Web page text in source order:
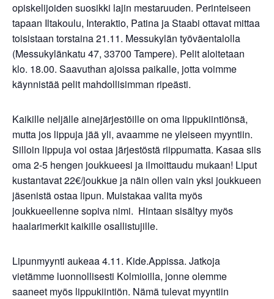
opiskelijoiden suosikki lajin mestaruuden. Perinteiseen
tapaan Iltakoulu, Interaktio, Patina ja Staabi ottavat mittaa
toisistaan torstaina 21.11. Messukylän työväentalolla
(Messukylänkatu 47, 33700 Tampere). Pelit aloitetaan
klo. 18.00. Saavuthan ajoissa paikalle, jotta voimme
käynnistää pelit mahdollisimman ripeästi.
Kaikille neljälle ainejärjestöille on oma lippukiintiönsä,
mutta jos lippuja jää yli, avaamme ne yleiseen myyntiin.
Silloin lippuja voi ostaa järjestöstä riippumatta. Kasaa siis
oma 2-5 hengen joukkueesi ja ilmoittaudu mukaan! Liput
kustantavat 22€/joukkue ja näin ollen vain yksi joukkueen
jäsenistä ostaa lipun. Muistakaa valita myös
joukkueellenne sopiva nimi. Hintaan sisältyy myös
haalarimerkit kaikille osallistujille.
Lipunmyynti aukeaa 4.11. Kide.Appissa. Jatkoja
vietämme luonnollisesti Kolmioilla, jonne olemme
saaneet myös lippukiintiön. Nämä tulevat myyntiin